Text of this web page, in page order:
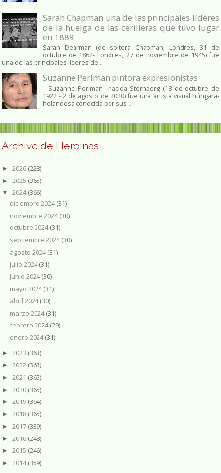
Sarah Chapman una de las principales líderes
de la huelga de las cerilleras que tuvo lugar
en 1889
Sarah Dearman (de soltera Chapman; Londres, 31 de
octubre de 1862​- Londres, 27 de noviembre de 1945)​ fue
una de las principales líderes de...
Suzanne Perlman pintora expresionistas
Suzanne Perlman nacida Sternberg (18 de octubre de
1922 - 2 de agosto de 2020) fue una artista visual húngara-
holandesa conocida por sus ...
Archivo de Heroinas
► 2026 (228)
► 2025 (365)
▼ 2024(366)
diciembre 2024(31)
noviembre 2024(30)
octubre 2024(31)
septiembre 2024(30)
agosto 2024(31)
julio 2024(31)
junio 2024(30)
mayo 2024(31)
abril 2024(30)
marzo 2024(31)
febrero 2024(29)
enero 2024(31)
► 2023 (363)
► 2022 (363)
► 2021 (365)
► 2020 (365)
► 2019 (364)
► 2018 (365)
► 2017 (339)
► 2016 (248)
► 2015 (246)
► 2014(359)